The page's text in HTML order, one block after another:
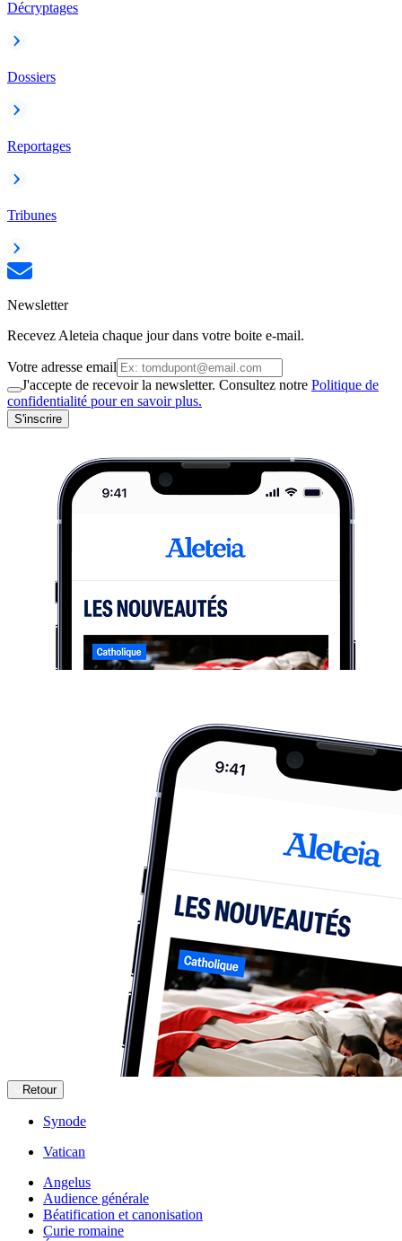
Décryptages
Dossiers
Reportages
Tribunes
Newsletter
Recevez Aleteia chaque jour dans votre boite e-mail.
Votre adresse email
J'accepte de recevoir la newsletter. Consultez notre Politique de
confidentialité pour en savoir plus.
S'inscrire
Retour
Synode
Vatican
Angelus
Audience générale
Béatification et canonisation
Curie romaine